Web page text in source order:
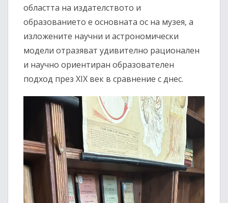
областта на издателството и
образованието е основната ос на музея, а
изложените научни и астрономически
модели отразяват удивително рационален
и научно ориентиран образователен
подход през XIX век в сравнение с днес.